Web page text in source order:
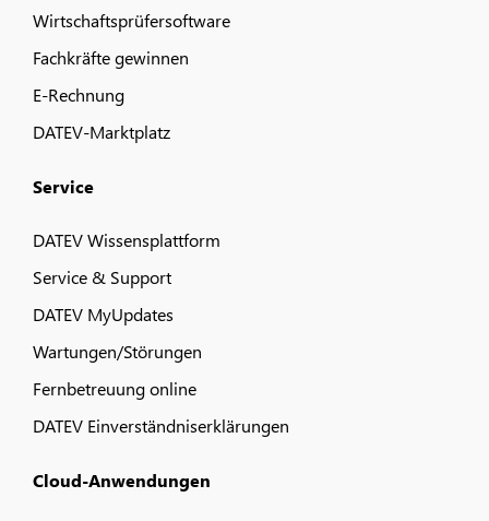
Wirtschaftsprüfersoftware
Fachkräfte gewinnen
E-Rechnung
DATEV-Marktplatz
Service
DATEV Wissensplattform
Service & Support
DATEV MyUpdates
Wartungen/Störungen
Fernbetreuung online
DATEV Einverständniserklärungen
Cloud-Anwendungen